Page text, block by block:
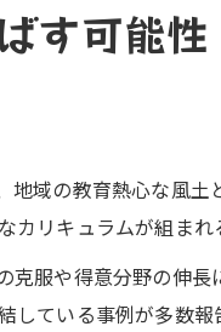
す可能性
域の教育熱心な風
リキュラムが組まれ
服や得意分野の伸
ている事例が多数報